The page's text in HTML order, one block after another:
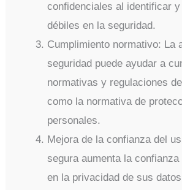
confidenciales al identificar
débiles en la seguridad.
Cumplimiento normativo: La
seguridad puede ayudar a
normativas y regulaciones
como la normativa de
personales.
Mejora de la confianza del
segura aumenta la
en la privacidad de sus